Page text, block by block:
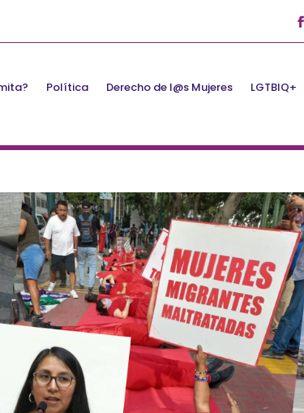
Política Derecho de l@s Mujeres LGTBIQ+